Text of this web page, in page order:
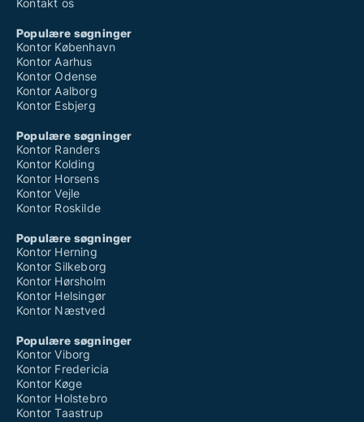
Kontakt os
Populære søgninger
Kontor København
Kontor Aarhus
Kontor Odense
Kontor Aalborg
Kontor Esbjerg
Populære søgninger
Kontor Randers
Kontor Kolding
Kontor Horsens
Kontor Vejle
Kontor Roskilde
Populære søgninger
Kontor Herning
Kontor Silkeborg
Kontor Hørsholm
Kontor Helsingør
Kontor Næstved
Populære søgninger
Kontor Viborg
Kontor Fredericia
Kontor Køge
Kontor Holstebro
Kontor Taastrup